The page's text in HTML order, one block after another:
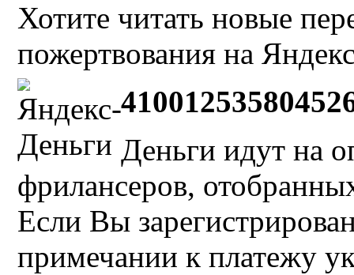
Хотите читать новые
пожертвования на
Деньги идут на
фрилансеров,
Если Вы
примечании к платежу